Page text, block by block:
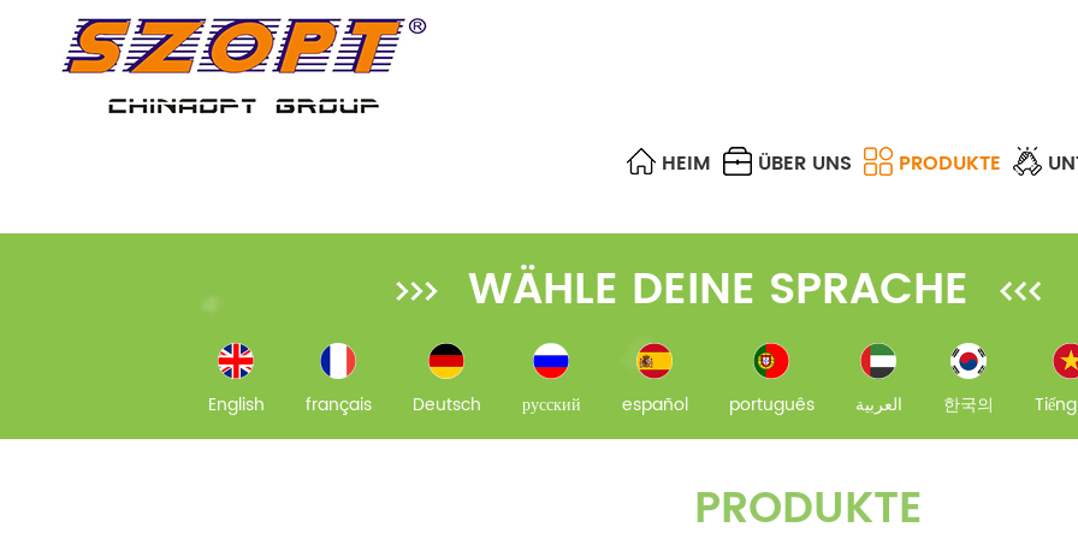
HEIM ÜBER UNS PRODUKTE
WÄHLE DEINE SPRACHE
English français Deutsch русский español português العربية 한국의
PRODUKTE